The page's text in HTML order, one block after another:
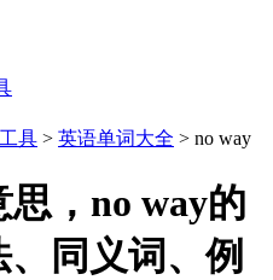
具 > 英语单词大全 > no way
，no way的
同义词、例